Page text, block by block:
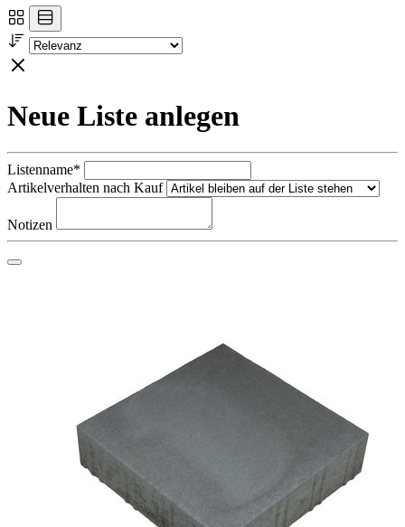
Neue Liste anlegen
Listenname*
Artikelverhalten nach Kauf
Notizen